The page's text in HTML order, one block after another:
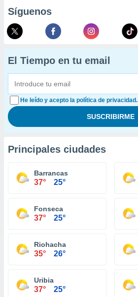
Síguenos
El Tiempo en tu email
He leído y acepto la política de privacidad.
Principales ciudades
Barrancas
37° 25°
Fonseca
37° 25°
Riohacha
35° 26°
Uribia
37° 25°